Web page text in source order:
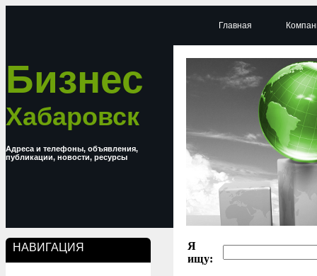
Бизнес
Хабаровск
Адреса и телефоны, объявления,
публикации, новости, ресурсы
НАВИГАЦИЯ
Главная
Я
ищу: